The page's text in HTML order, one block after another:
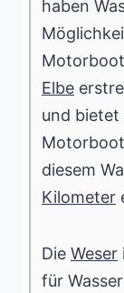
haben
Elbe
und bietet
diesem
Kilometer
Die Weser
für